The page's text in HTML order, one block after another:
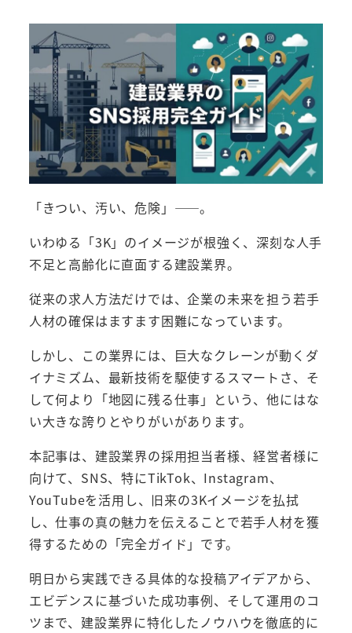
「きつい、汚い、危険」――。
いわゆる「3K」のイメージが根強く、深刻な人手
不足と高齢化に直面する建設業界。
従来の求人方法だけでは、企業の未来を担う若手
人材の確保はますます困難になっています。
しかし、この業界には、巨大なクレーンが動くダ
イナミズム、最新技術を駆使するスマートさ、そ
して何より「地図に残る仕事」という、他にはな
い大きな誇りとやりがいがあります。
本記事は、建設業界の採用担当者様、経営者様に
向けて、SNS、特にTikTok、Instagram、
YouTubeを活用し、旧来の3Kイメージを払拭
し、仕事の真の魅力を伝えることで若手人材を獲
得するための「完全ガイド」です。
明日から実践できる具体的な投稿アイデアから、
エビデンスに基づいた成功事例、そして運用のコ
ツまで、建設業界に特化したノウハウを徹底的に